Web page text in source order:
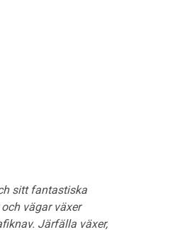
sitt fantastiska
vägar växer
Järfälla växer,